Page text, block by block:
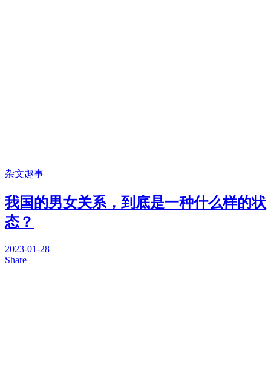
杂文趣事
我国的男女关系，到底是一种什么样的状
态？
2023-01-28
Share